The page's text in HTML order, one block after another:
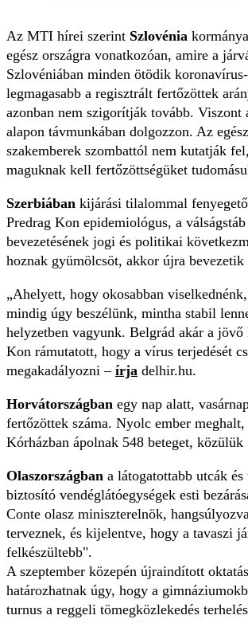
Az MTI hírei szerint Szlovénia
egész országra vonatkozóan, amire a
Szlovéniában minden ötödik
legmagasabb a regisztrált fertőzöttek
azonban nem szigorítják tovább.
alapon távmunkában dolgozzon. Az
szakemberek szombattól nem kutatják
maguknak kell fertőzöttségüket
Szerbiában kijárási tilalommal
Predrag Kon epidemiológus, a
bevezetésének jogi és politikai
hoznak gyümölcsöt, akkor újra
„Ahelyett, hogy okosabban
mindig úgy beszélünk, mintha stabil
helyzetben vagyunk. Belgrád akár a
Kon rámutatott, hogy a vírus terjedését
megakadályozni – írja delhir.hu.
Horvátországban egy nap alatt,
fertőzöttek száma. Nyolc ember
Kórházban ápolnak 548 beteget,
Olaszországban a látogatottabb utcák
biztosító vendéglátóegységek esti
Conte olasz miniszterelnök,
terveznek, és kijelentve, hogy a tavaszi
felkészültebb".
A szeptember közepén újraindított
határozhatnak úgy, hogy a
turnus a reggeli tömegközlekedés